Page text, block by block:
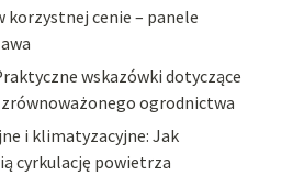
korzystnej cenie – panele
wskazówki dotyczące
ogrodnictwa
i klimatyzacyjne: Jak
cyrkulację powietrza